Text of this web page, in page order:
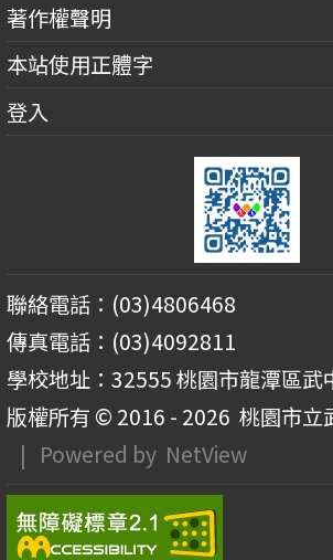
著作權聲明
本站使用正體字
登入
聯絡電話：(03)4806468
傳真電話：(03)4092811
學校地址：32555 桃園市龍潭區武
版權所有 © 2016 - 2026 桃園市立
| Powered by NetView